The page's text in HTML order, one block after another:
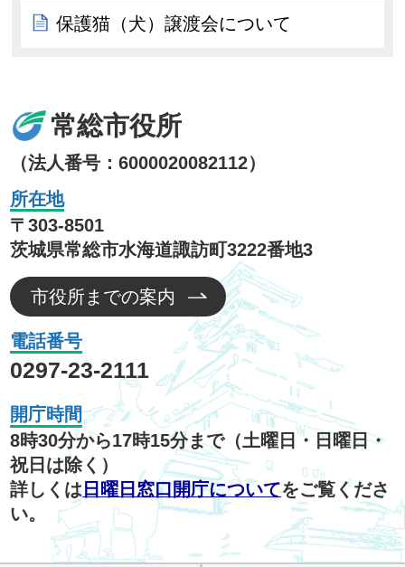
保護猫（犬）譲渡会について
常総市役所
（法人番号：6000020082112）
所在地
〒303-8501
茨城県常総市水海道諏訪町3222番地3
市役所までの案内
電話番号
0297-23-2111
開庁時間
8時30分から17時15分まで（土曜日・日曜日・
祝日は除く）
詳しくは 日曜日窓口開庁についてをご覧くださ
い。